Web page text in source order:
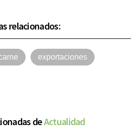
relacionados:
exportaciones
deActualidad